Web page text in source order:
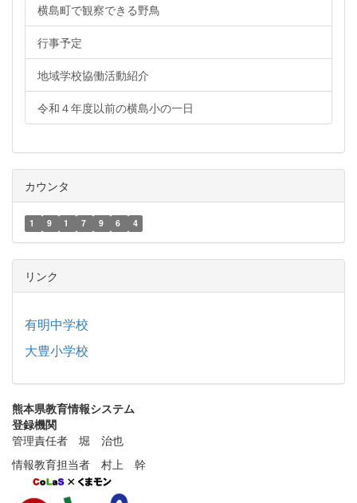
横島町で観察できる野鳥
行事予定
地域学校協働活動紹介
令和４年度以前の横島小の一日
カウンタ
1 9 1 7 9 6 4
リンク
有明中学校
大豊小学校
熊本県教育情報システム
登録機関
管理責任者 堀 治也
情報教育担当者 村上 幹